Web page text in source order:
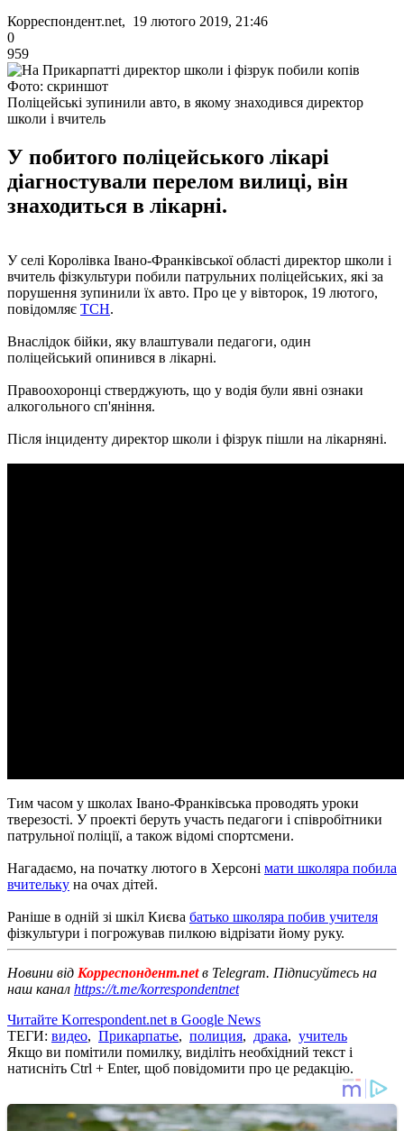
Корреспондент.net, 19 лютого 2019, 21:46
0
959
Фото: скриншот
Поліцейські зупинили авто, в якому знаходився директор
школи і вчитель
У побитого поліцейського лікарі
діагностували перелом вилиці, він
знаходиться в лікарні.
У селі Королівка Івано-Франківської області директор школи і
вчитель фізкультури побили патрульних поліцейських, які за
порушення зупинили їх авто. Про це у вівторок, 19 лютого,
повідомляє ТСН.
Внаслідок бійки, яку влаштували педагоги, один
поліцейський опинився в лікарні.
Правоохоронці стверджують, що у водія були явні ознаки
алкогольного сп'яніння.
Після інциденту директор школи і фізрук пішли на лікарняні.
Тим часом у школах Івано-Франківська проводять уроки
тверезості. У проекті беруть участь педагоги і співробітники
патрульної поліції, а також відомі спортсмени.
Нагадаємо, на початку лютого в Херсоні мати школяра побила
вчительку на очах дітей.
Раніше в одній зі шкіл Києва батько школяра побив учителя
фізкультури і погрожував пилкою відрізати йому руку.
Новини від Корреспондент.netв Telegram. Підписуйтесь на
наш канал https://t.me/korrespondentnet
Читайте Korrespondent.net в Google News
ТЕГИ: видео, Прикарпатье, полиция, драка, учитель
Якщо ви помітили помилку, виділіть необхідний текст і
натисніть Ctrl + Enter, щоб повідомити про це редакцію.